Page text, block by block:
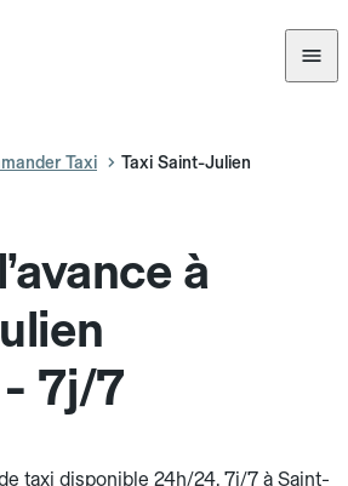
Taxi Taxi Saint-Julien
à
7j/7
taxi disponible 24h/24, 7j/7 à Saint-